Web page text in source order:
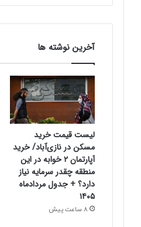
آخرین نوشته ها
لیست قیمت خرید
مسکن در نازی‌آباد/ خرید
آپارتمان ۲ خوابه در این
منطقه چقدر سرمایه نیاز
دارد؟ + جدول مردادماه
۱۴۰۵
8 ساعت پیش